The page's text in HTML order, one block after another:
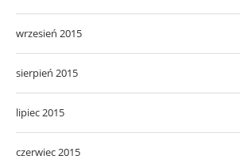
wrzesień 2015
sierpień 2015
lipiec 2015
czerwiec 2015